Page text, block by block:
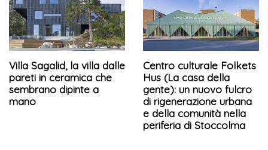
Villa Sagalid, la villa dalle
pareti in ceramica che
sembrano dipinte a
mano
Centro culturale Folkets
Hus (La casa della
gente): un nuovo fulcro
di rigenerazione urbana
e della comunità nella
periferia di Stoccolma